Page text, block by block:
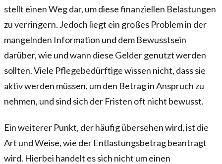
stellt einen Weg dar, um diese finanziellen Belastungen
zu verringern. Jedoch liegt ein großes Problem in der
mangelnden Information und dem Bewusstsein
darüber, wie und wann diese Gelder genutzt werden
sollten. Viele Pflegebedürftige wissen nicht, dass sie
aktiv werden müssen, um den Betrag in Anspruch zu
nehmen, und sind sich der Fristen oft nicht bewusst.
Ein weiterer Punkt, der häufig übersehen wird, ist die
Art und Weise, wie der Entlastungsbetrag beantragt
wird. Hierbei handelt es sich nicht um einen